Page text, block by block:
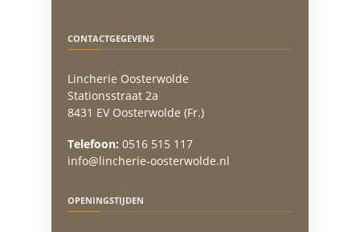
CONTACTGEGEVENS
Lincherie Oosterwolde
Stationsstraat 2a
8431 EV Oosterwolde (Fr.)
Telefoon: 0516 515 117
info@lincherie-oosterwolde.nl
OPENINGSTIJDEN